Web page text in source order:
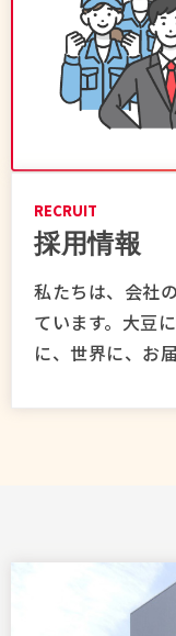
RECRUIT
採用情報
私たちは、会社
ています。大豆
に、世界に、お